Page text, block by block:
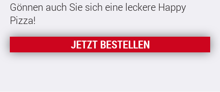
Gönnen auch Sie sich eine leckere Happy
Pizza!
JETZT BESTELLEN